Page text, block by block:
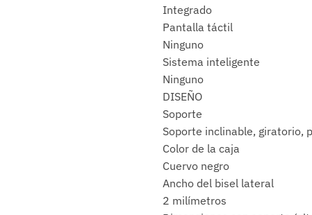
Integrado
Pantalla táctil
Ninguno
Sistema inteligente
Ninguno
DISEÑO
Soporte
Soporte inclinable, giratorio,
Color de la caja
Cuervo negro
Ancho del bisel lateral
2 milímetros